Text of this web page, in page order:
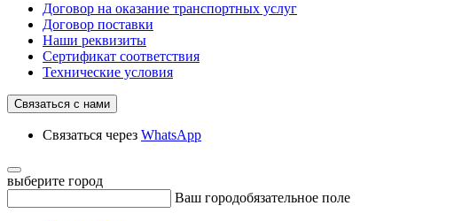
Договор на оказание транспортных услуг
Договор поставки
Наши реквизиты
Сертификат соответствия
Технические условия
Связаться с нами
Связаться через WhatsApp
выберите город
Ваш городобязательное поле